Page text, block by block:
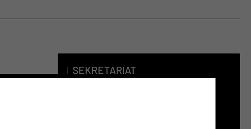
SEKRETARIAT